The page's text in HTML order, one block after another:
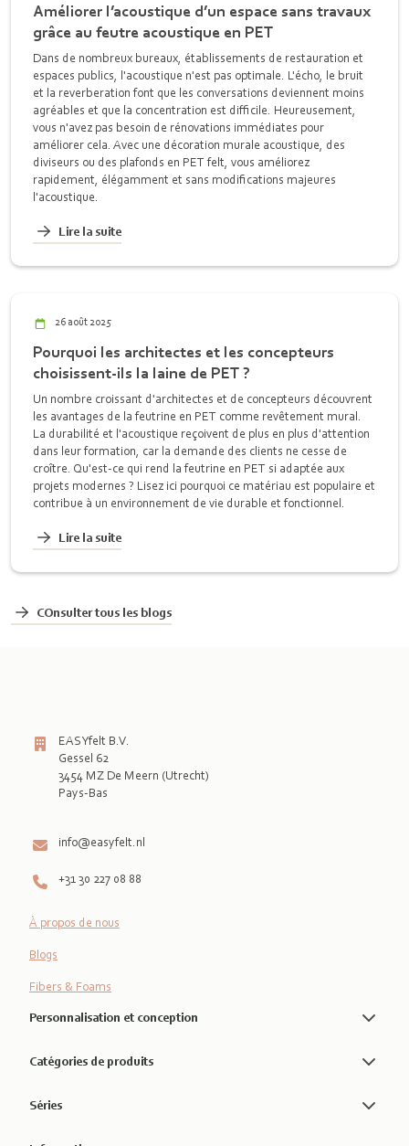
Améliorer l’acoustique d’un espace sans travaux
grâce au feutre acoustique en PET
Dans de nombreux bureaux, établissements de restauration et
espaces publics, l'acoustique n'est pas optimale. L'écho, le bruit
et la reverberation font que les conversations deviennent moins
agréables et que la concentration est difficile. Heureusement,
vous n'avez pas besoin de rénovations immédiates pour
améliorer cela. Avec une décoration murale acoustique, des
diviseurs ou des plafonds en PET felt, vous améliorez
rapidement, élégamment et sans modifications majeures
l'acoustique.
Lire la suite
26 août 2025
Pourquoi les architectes et les concepteurs
choisissent-ils la laine de PET ?
Un nombre croissant d'architectes et de concepteurs découvrent
les avantages de la feutrine en PET comme revêtement mural.
La durabilité et l'acoustique reçoivent de plus en plus d'attention
dans leur formation, car la demande des clients ne cesse de
croître. Qu'est-ce qui rend la feutrine en PET si adaptée aux
projets modernes ? Lisez ici pourquoi ce matériau est populaire et
contribue à un environnement de vie durable et fonctionnel.
Lire la suite
COnsulter tous les blogs
EASYfelt B.V.
Gessel 62
3454 MZ De Meern (Utrecht)
Pays-Bas
info@easyfelt.nl
+31 30 227 08 88
À propos de nous
Blogs
Fibers & Foams
Personnalisation et conception
Catégories de produits
Séries